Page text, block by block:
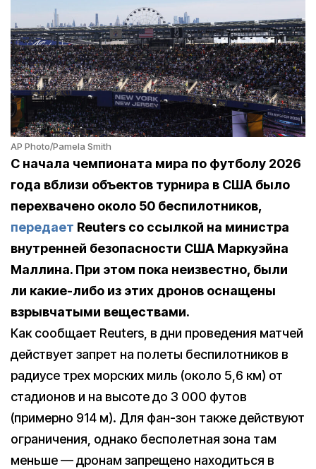
AP Photo/Pamela Smith
С начала чемпионата мира по футболу 2026
года вблизи объектов турнира в США было
перехвачено около 50 беспилотников,
передает Reuters со ссылкой на министра
внутренней безопасности США Маркуэйна
Маллина. При этом пока неизвестно, были
ли какие-либо из этих дронов оснащены
взрывчатыми веществами.
Как сообщает Reuters, в дни проведения матчей
действует запрет на полеты беспилотников в
радиусе трех морских миль (около 5,6 км) от
стадионов и на высоте до 3 000 футов
(примерно 914 м). Для фан-зон также действуют
ограничения, однако бесполетная зона там
меньше — дронам запрещено находиться в